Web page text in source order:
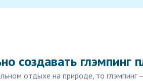
создавать глэмпинг
отдыхе на природе, то